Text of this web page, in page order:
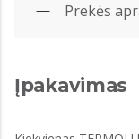
Prekės
Įpakavimas